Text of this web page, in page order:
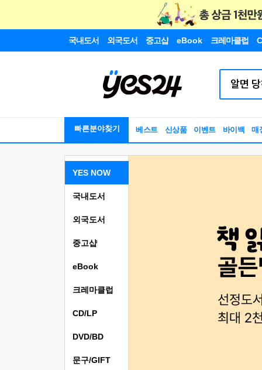
국내도서 외국도서 중고샵 eBook 크레마클럽
빠른분야찾기 베스트 신상품 이벤트 바이백 매
YES NOW
국내도서
외국도서
중고샵
eBook
크레마클럽
CD/LP
DVD/BD
문구/GIFT